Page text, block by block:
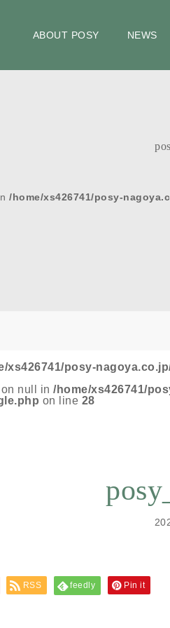
ABOUT POSY NEWS
/home/xs426741/posy-
xs426741/posy-
null in /home/xs426741/
on line 28
RSS feedly Pin it